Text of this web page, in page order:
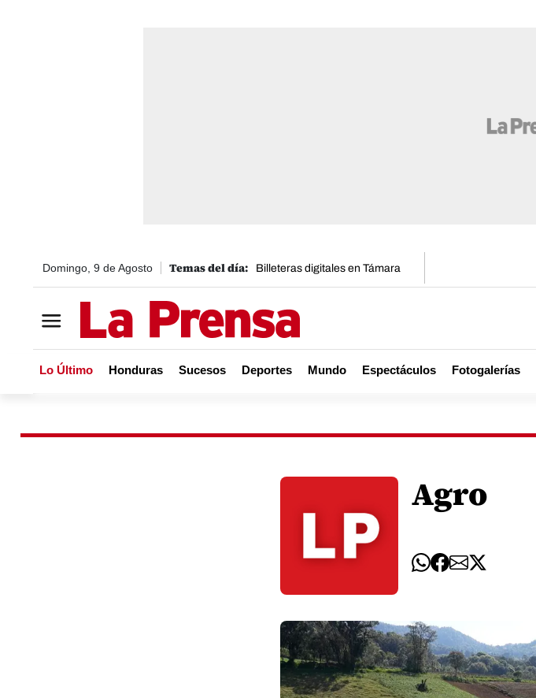
Domingo, 9 de Agosto Billeteras digitales en Támara
Lo Último Honduras Sucesos Deportes Mundo Espectáculos Fotogalerías
Agro